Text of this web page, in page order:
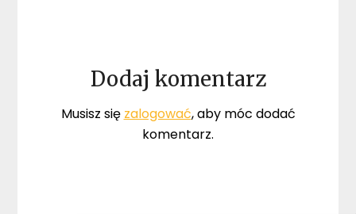
Dodaj komentarz
Musisz się zalogować, aby móc dodać
komentarz.